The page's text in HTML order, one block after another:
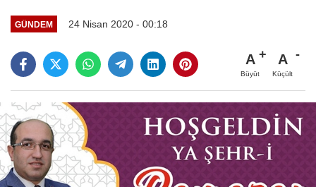
GÜNDEM 24 Nisan 2020 - 00:18
A
Büyüt
A
Küçült